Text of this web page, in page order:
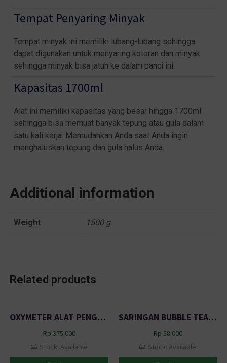
Tempat Penyaring Minyak
Tempat minyak ini memiliki lubang-lubang sehingga
dapat digunakan untuk menyaring kotoran dan minyak
sehingga minyak bisa jatuh ke dalam panci ini.
Kapasitas 1700ml
Alat ini memiliki kapasitas yang besar hingga 1700ml
sehingga bisa memuat banyak tepung atau gula dalam
satu kali kerja. Memudahkan Anda saat Anda ingin
menghaluskan tepung dan gula halus Anda.
Additional information
Weight 1500 g
Related products
OXYMETER ALAT PENGUKUR KADAR OKSIGEN DAN DETAK JANTUNG
Rp 375.000
Stock: Available
SARINGAN BUBBLE TEA STAINLESS TEBAL MULTIFUNGSI 7.5 CM BP1
Rp 58.000
Stock: Available